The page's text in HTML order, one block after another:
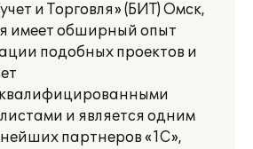
и Торговля» (БИТ) Омск,
имеет обширный опыт
подобных проектов и
и является одним
партнеров «1С»,